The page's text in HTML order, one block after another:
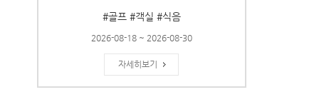
#골프 #객실 #식음
2026-08-18 ~ 2026-08-30
자세히보기